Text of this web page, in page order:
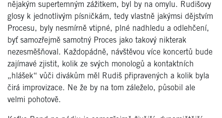
nějakým supertemným zážitkem, byl by na omylu. Rudišovy
glosy k jednotlivým písničkám, tedy vlastně jakýmsi dějstvím
Procesu, byly nesmírně vtipné, plné nadhledu a odlehčení,
byť samozřejmě samotný Proces jako takový nikterak
nezesměšňoval. Každopádně, návštěvou více koncertů bude
zajímavé zjistit, kolik ze svých monologů a kontaktních
„hlášek“ vůči divákům měl Rudiš připravených a kolik byla
čirá improvizace. Ne že by na tom záleželo, působil ale
velmi pohotově.